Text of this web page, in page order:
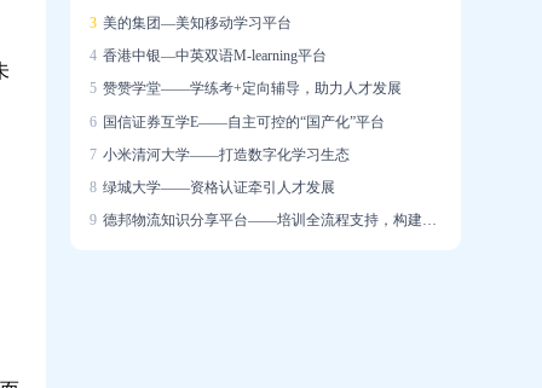
3 美的集团—美知移动学习平台
4 香港中银—中英双语M-learning平台
5 赞赞学堂——学练考+定向辅导，助力人才发展
6 国信证券互学E——自主可控的“国产化”平台
7 小米清河大学——打造数字化学习生态
8 绿城大学——资格认证牵引人才发展
9 德邦物流知识分享平台——培训全流程支持，构建学习社区